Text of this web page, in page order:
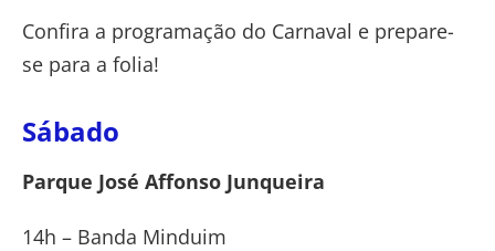
Confira a programação do Carnaval e prepare-
se para a folia!
Sábado
Parque José Affonso Junqueira
14h – Banda Minduim